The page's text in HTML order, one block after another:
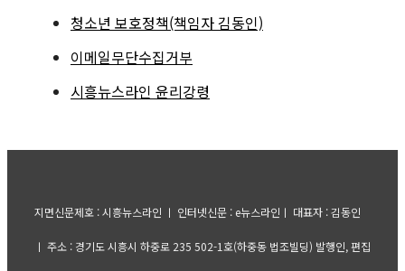
청소년 보호정책(책임자 김동인)
이메일무단수집거부
시흥뉴스라인 윤리강령
지면신문제호 : 시흥뉴스라인 ㅣ 인터넷신문 : e뉴스라인ㅣ 대표자 : 김동인
ㅣ 주소 : 경기도 시흥시 하중로 235 502-1호(하중동 법조빌딩) 발행인, 편집